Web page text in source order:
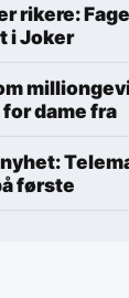
rikere:
i Joker
dame fra
første